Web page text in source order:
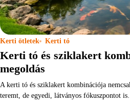
Kerti ötletek Kerti tó
Kerti tó és sziklakert
megoldás
A kerti tó és sziklakert kombinációja
teremt, de egyedi, látványos fókuszpontot is…